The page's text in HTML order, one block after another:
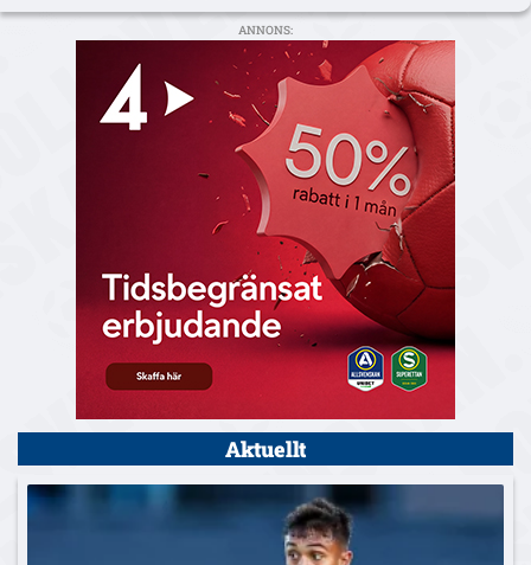
ANNONS:
Aktuellt